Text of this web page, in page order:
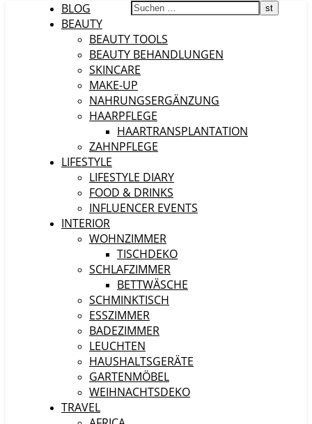
BLOG
BEAUTY
BEAUTY TOOLS
BEAUTY BEHANDLUNGEN
SKINCARE
MAKE-UP
NAHRUNGSERGÄNZUNG
HAARPFLEGE
HAARTRANSPLANTATION
ZAHNPFLEGE
LIFESTYLE
LIFESTYLE DIARY
FOOD & DRINKS
INFLUENCER EVENTS
INTERIOR
WOHNZIMMER
TISCHDEKO
SCHLAFZIMMER
BETTWÄSCHE
SCHMINKTISCH
ESSZIMMER
BADEZIMMER
LEUCHTEN
HAUSHALTSGERÄTE
GARTENMÖBEL
WEIHNACHTSDEKO
TRAVEL